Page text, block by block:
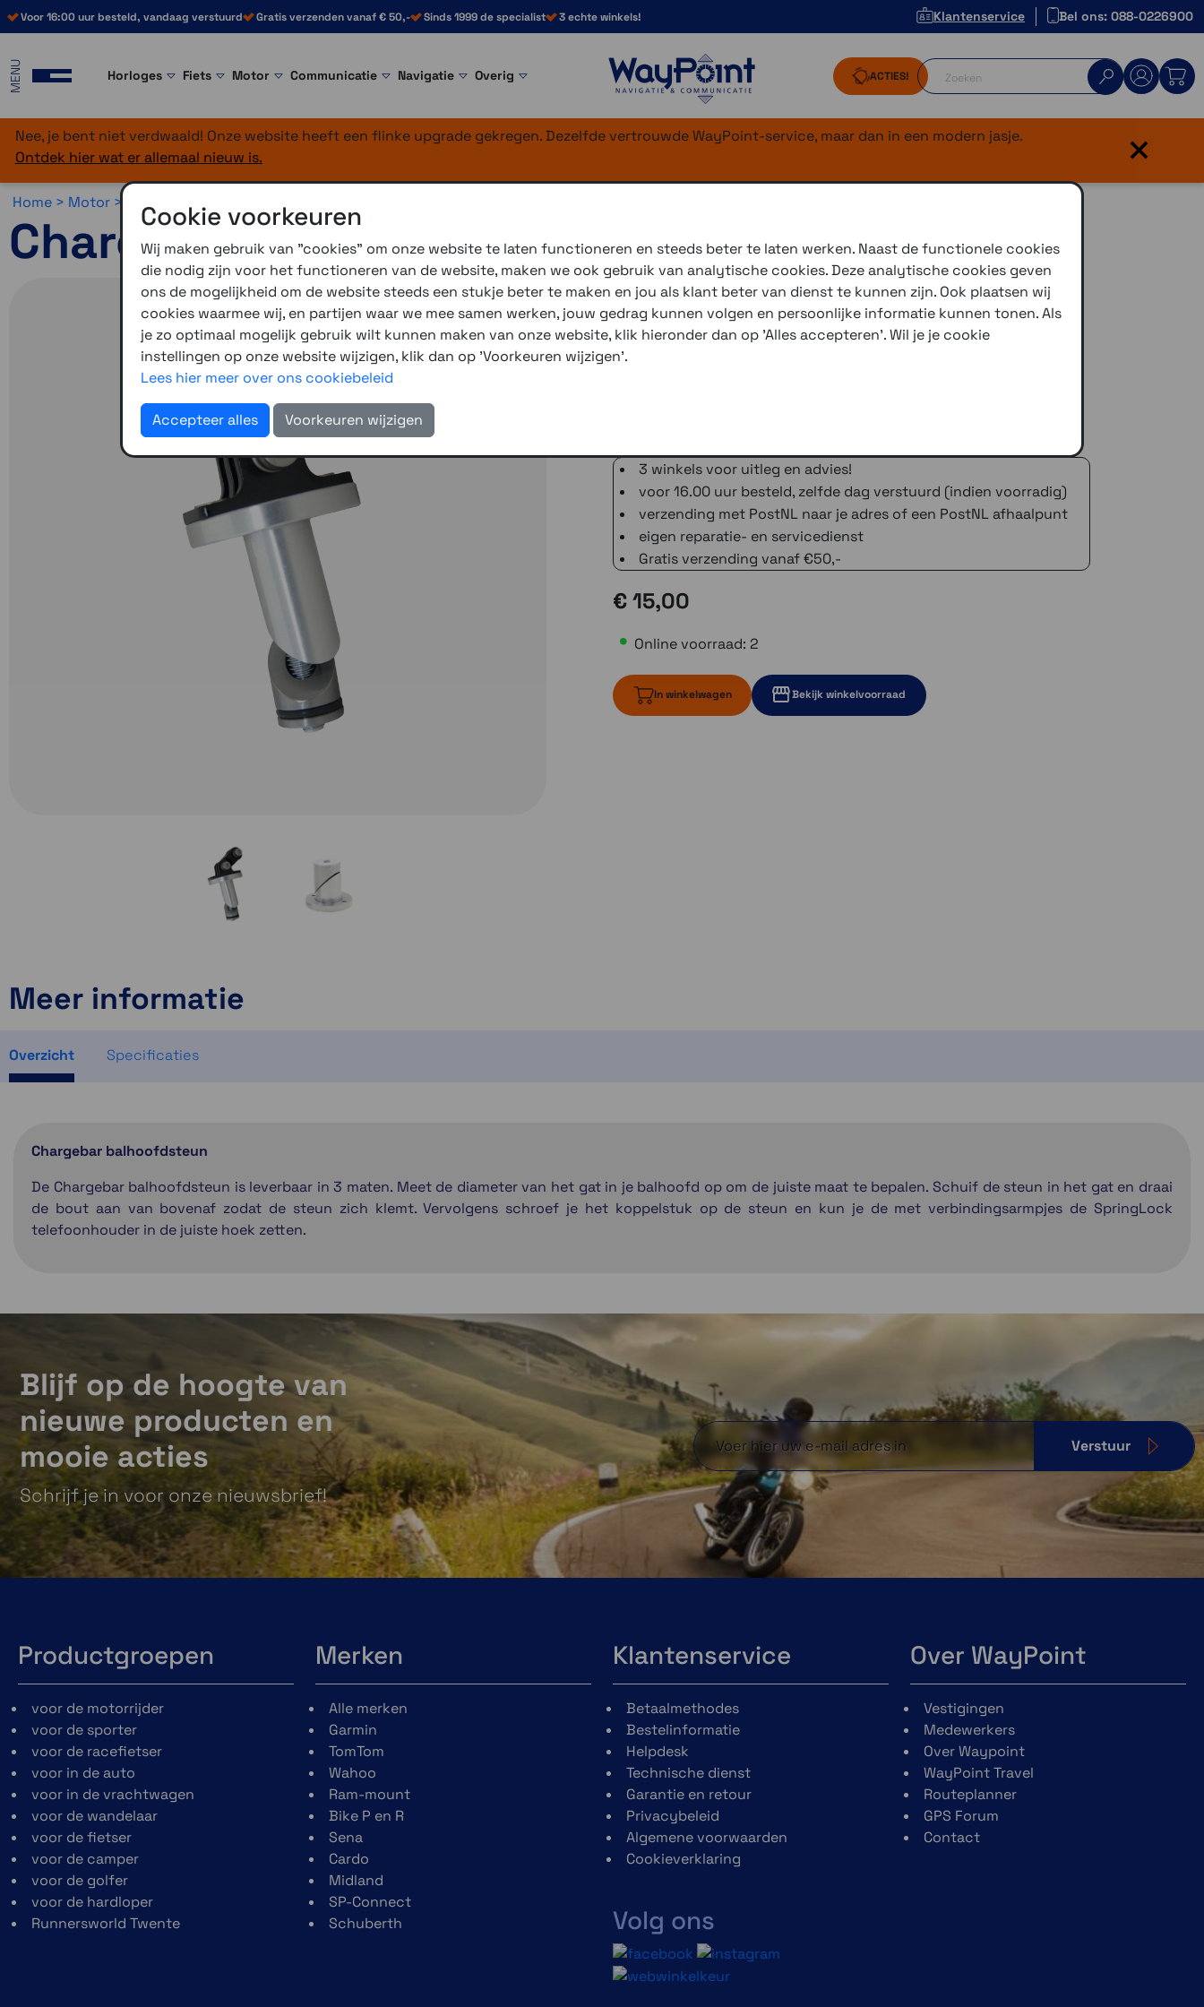
Voor 16:00 uur besteld, vandaag verstuurd Gratis verzenden vanaf € 50,- Sinds 1999 de specialist 3 echte winkels! Klantenservice Bel ons: 088-0226900
MENU Horloges Fiets Motor Communicatie Navigatie Overig ACTIES!
Nee, je bent niet verdwaald! Onze website heeft een flinke upgrade gekregen. Dezelfde vertrouwde WayPoint-service, maar dan in een modern jasje.
Ontdek hier wat er allemaal nieuw is.
×
Home > Motor >
Chargebar balhoofdsteun 22-26mm
Leverbaar in 3 maten:
14 - 18 mm
18 - 21 mm
3 winkels voor uitleg en advies!
voor 16.00 uur besteld, zelfde dag verstuurd (indien voorradig)
verzending met PostNL naar je adres of een PostNL afhaalpunt
eigen reparatie- en servicedienst
Gratis verzending vanaf €50,-
€ 15,00
Online voorraad: 2
In winkelwagen Bekijk winkelvoorraad
Meer informatie
Overzicht Specificaties
Chargebar balhoofdsteun
De Chargebar balhoofdsteun is leverbaar in 3 maten. Meet de diameter van het gat in je balhoofd op om de juiste maat te bepalen. Schuif de steun in het gat en draai
de bout aan van bovenaf zodat de steun zich klemt. Vervolgens schroef je het koppelstuk op de steun en kun je de met verbindingsarmpjes de SpringLock
telefoonhouder in de juiste hoek zetten.
Blijf op de hoogte van
nieuwe producten en
mooie acties
Schrijf je in voor onze nieuwsbrief!
Verstuur
Productgroepen
voor de motorrijder
voor de sporter
voor de racefietser
voor in de auto
voor in de vrachtwagen
voor de wandelaar
voor de fietser
voor de camper
voor de golfer
voor de hardloper
Runnersworld Twente
Merken
Alle merken
Garmin
TomTom
Wahoo
Ram-mount
Bike P en R
Sena
Cardo
Midland
SP-Connect
Schuberth
Klantenservice
Betaalmethodes
Bestelinformatie
Helpdesk
Technische dienst
Garantie en retour
Privacybeleid
Algemene voorwaarden
Cookieverklaring
Volg ons
Over WayPoint
Vestigingen
Medewerkers
Over Waypoint
WayPoint Travel
Routeplanner
GPS Forum
Contact
Cookie voorkeuren
Wij maken gebruik van "cookies" om onze website te laten functioneren en steeds beter te laten werken. Naast de functionele cookies
die nodig zijn voor het functioneren van de website, maken we ook gebruik van analytische cookies. Deze analytische cookies geven
ons de mogelijkheid om de website steeds een stukje beter te maken en jou als klant beter van dienst te kunnen zijn. Ook plaatsen wij
cookies waarmee wij, en partijen waar we mee samen werken, jouw gedrag kunnen volgen en persoonlijke informatie kunnen tonen. Als
je zo optimaal mogelijk gebruik wilt kunnen maken van onze website, klik hieronder dan op 'Alles accepteren'. Wil je je cookie
instellingen op onze website wijzigen, klik dan op 'Voorkeuren wijzigen'.
Lees hier meer over ons cookiebeleid
Accepteer alles Voorkeuren wijzigen